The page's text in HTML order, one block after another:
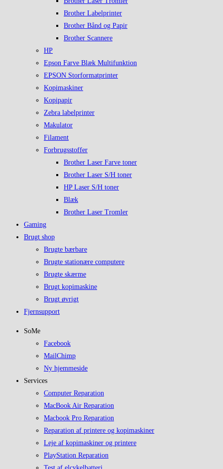
Brother Labelprinter
Brother Bånd og Papir
Brother Scannere
HP
Epson Farve Blæk Multifunktion
EPSON Storformatprinter
Kopimaskiner
Kopipapir
Zebra labelprinter
Makulator
Filament
Forbrugsstoffer
Brother Laser Farve toner
Brother Laser S/H toner
HP Laser S/H toner
Blæk
Brother Laser Tromler
Gaming
Brugt shop
Brugte bærbare
Brugte stationære computere
Brugte skærme
Brugt kopimaskine
Brugt øvrigt
Fjernsupport
SoMe
Facebook
MailChimp
Ny hjemmeside
Services
Computer Reparation
MacBook Air Reparation
Macbook Pro Reparation
Reparation af printere og kopimaskiner
Leje af kopimaskiner og printere
PlayStation Reparation